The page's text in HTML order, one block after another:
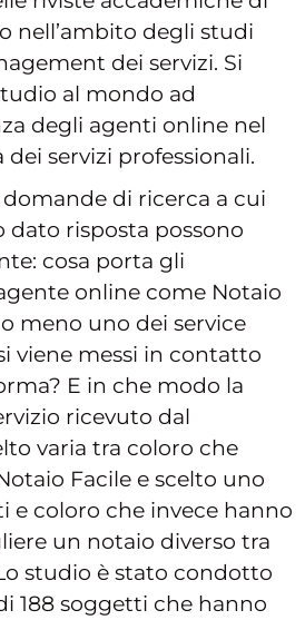
nell’ambito degli studi
dei servizi. Si
al mondo ad
degli agenti online nel
dei servizi professionali.
domande di ricerca a cui
dato risposta possono
cosa porta gli
online come Notaio
meno uno dei service
viene messi in contatto
E in che modo la
ricevuto dal
varia tra coloro che
Facile e scelto uno
e coloro che invece hanno
un notaio diverso tra
studio è stato condotto
188 soggetti che hanno